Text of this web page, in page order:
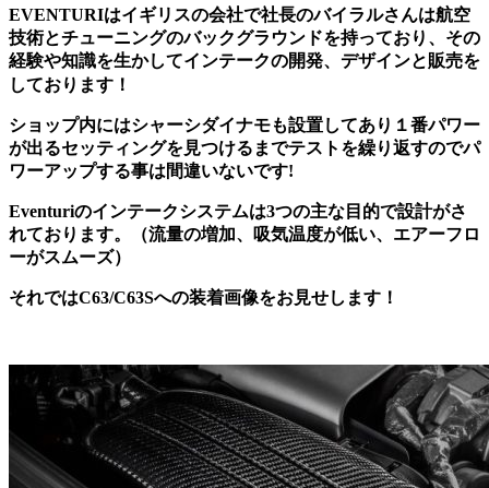
EVENTURIはイギリスの会社で社長のバイラルさんは航空
技術とチューニングのバックグラウンドを持っており、その
経験や知識を生かしてインテークの開発、デザインと販売を
しております！
ショップ内にはシャーシダイナモも設置してあり１番パワー
が出るセッティングを見つけるまでテストを繰り返すのでパ
ワーアップする事は間違いないです!
Eventuriのインテークシステムは3つの主な目的で設計がさ
れております。（流量の増加、吸気温度が低い、エアーフロ
ーがスムーズ）
それではC63/C63Sへの装着画像をお見せします！